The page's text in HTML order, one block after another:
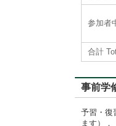
参加者
合計
事前学
予習・復
ます）